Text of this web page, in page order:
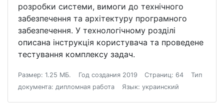
розробки системи, вимоги до технічного
забезпечення та архітектуру програмного
забезпечення. У технологічному розділі
описана інструкція користувача та проведене
тестування комплексу задач.
Размер: 1.25 МБ. Год создания 2019 Страниц: 64
Тип
документа: дипломная работа
Язык: украинский